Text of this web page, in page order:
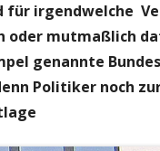
für irgendwelche
oder mutmaßlich
genannte
Politiker noch